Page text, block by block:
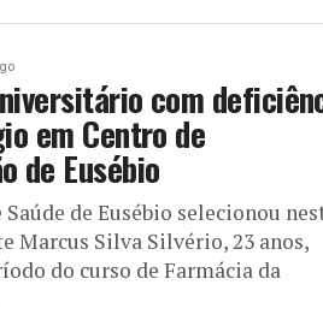
com
em Centro de
de Eusébio
de Eusébio selecionou
Marcus Silva Silvério, 23 anos,
do curso de Farmácia da